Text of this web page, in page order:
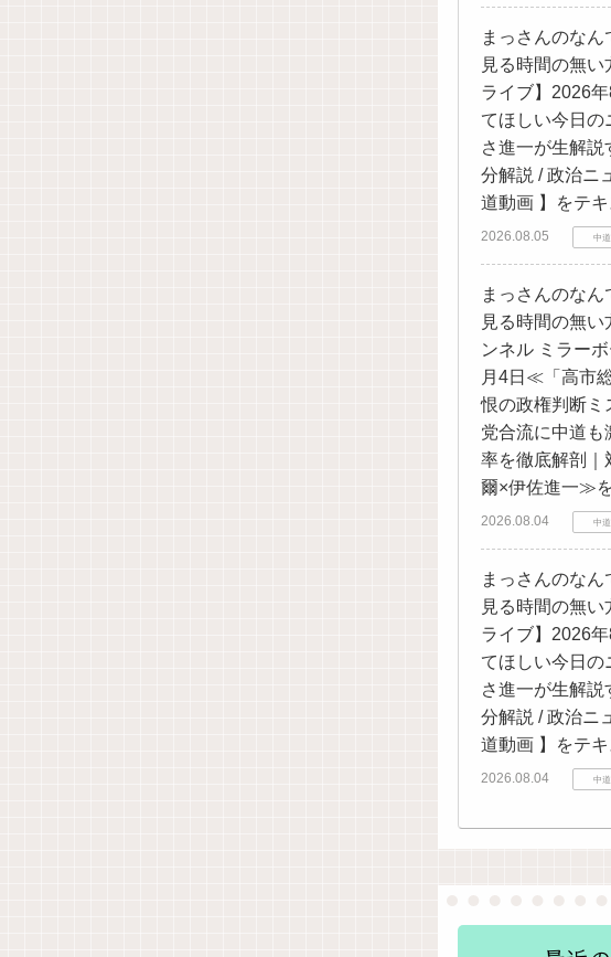
まっさんのな
見る時間の無
ライブ】2026
てほしい今日の
さ進一が生解
分解説 / 政治ニ
道動画 】をテ
2026.08.05 中
まっさんのな
見る時間の無
ンネル ミラー
月4日≪「高市
恨の政権判断ミ
党合流に中道も
率を徹底解剖｜
爾×伊佐進一≫
2026.08.04 中
まっさんのな
見る時間の無
ライブ】2026
てほしい今日の
さ進一が生解
分解説 / 政治ニ
道動画 】をテ
2026.08.04 中